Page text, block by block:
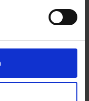
m
RGB +
module
met